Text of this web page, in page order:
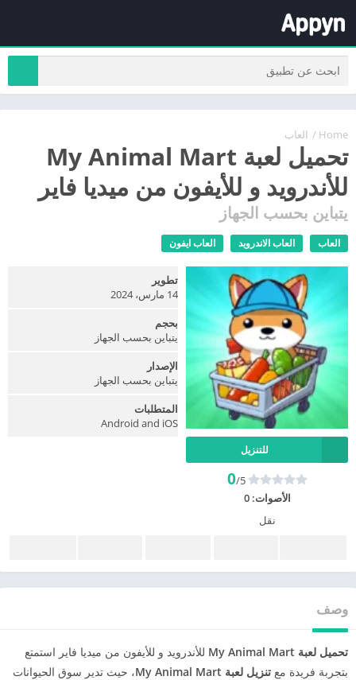
Home
/ العاب
تحميل لعبة My Animal Mart
للأندرويد و للأيفون من ميديا فاير
يتباين بحسب الجهاز
العاب العاب الاندرويد العاب ايفون
للتنزيل
0/5
الأصوات:0
نقل
تطوير
14 مارس، 2024
بحجم
يتباين بحسب الجهاز
الإصدار
يتباين بحسب الجهاز
المتطلبات
Android and iOS
وصف
تحميل لعبة My Animal Mart
للأندرويد و للأيفون من ميديا فاير استمتع
بتجربة فريدة مع تنزيل لعبة My Animal Mart
، حيث تدير سوق الحيوانات